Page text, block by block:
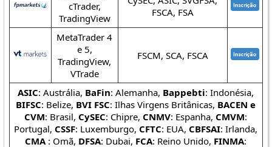
cTrader,
TradingView
FSCA, FSA
MetaTrader 4
e 5,
TradingView,
VTrade
FSCM, SCA, FSCA
ASIC: Austrália, BaFin: Alemanha, Bappebti: Indonésia,
BIFSC: Belize, BVI FSC: Ilhas Virgens Britânicas, BACEN e
CVM: Brasil, CySEC: Chipre, CNMV: Espanha, CMVM:
Portugal, CSSF: Luxemburgo, CFTC: EUA, CBFSAI: Irlanda,
CMA: Omã, DFSA: Dubai, FCA: Reino Unido, FINMA: